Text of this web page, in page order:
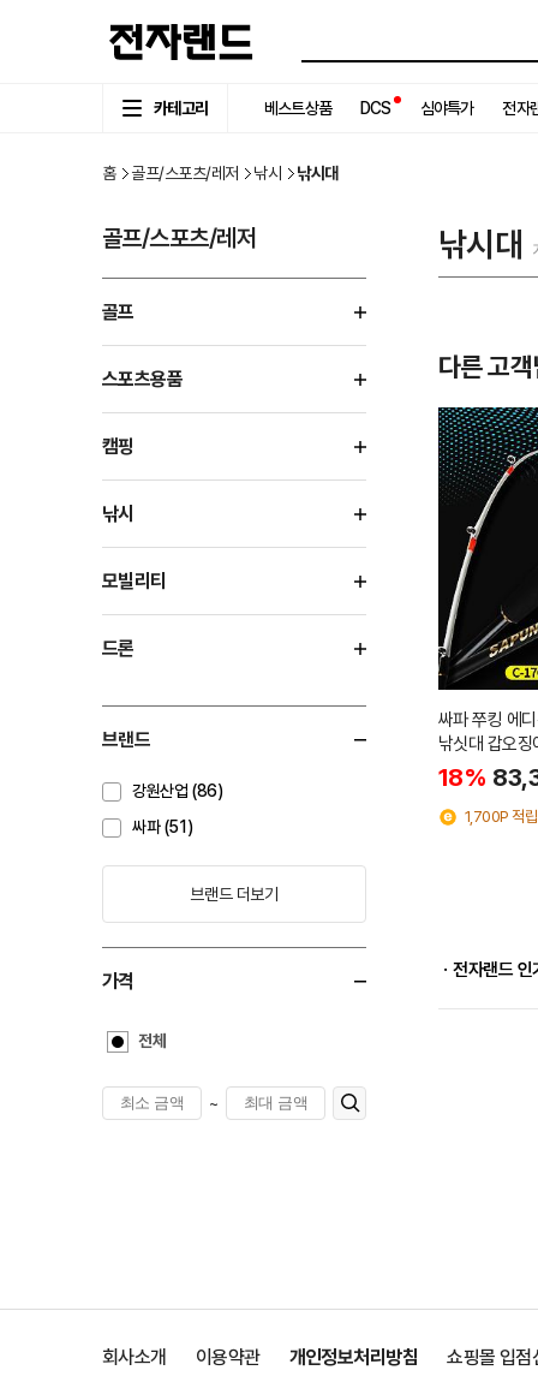
카테고리 베스트상품 DCS 심야특가 전자
홈 골프/스포츠/레저 낚시 낚시대
골프/스포츠/레저
골프
스포츠용품
캠핑
낚시
모빌리티
드론
브랜드
강원산업 (86)
싸파 (51)
브랜드 더보기
가격
전체
~
낚시대
다른 고
싸파 쭈킹 에
낚싯대 갑오징
18%
1,700P 적립
ㆍ전자랜드 인
회사소개 이용약관 개인정보처리방침 쇼핑몰 입점